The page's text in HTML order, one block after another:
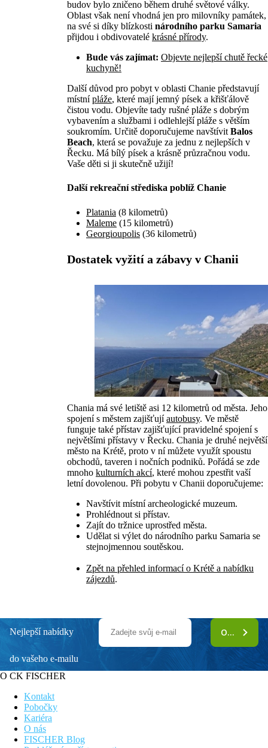
budov bylo zničeno během druhé světové války.
Oblast však není vhodná jen pro milovníky památek,
na své si díky blízkosti národního parku Samaria
přijdou i obdivovatelé krásné přírody.
Bude vás zajímat: Objevte nejlepší chutě řecké
kuchyně!
Další důvod pro pobyt v oblasti Chanie představují
místnípláže, které mají jemný písek a křišťálově
čistou vodu. Objevíte tady rušné pláže s dobrým
vybavením a službami i odlehlejší pláže s větším
soukromím. Určitě doporučujeme navštívit Balos
Beach, která se považuje za jednu z nejlepších v
Řecku. Má bílý písek a krásně průzračnou vodu.
Vaše děti si ji skutečně užijí!
Další rekreační střediska poblíž Chanie
Platania (8 kilometrů)
Maleme (15 kilometrů)
Georgioupolis (36 kilometrů)
Dostatek vyžití a zábavy v Chanii
Chania má své letiště asi 12 kilometrů od města. Jeho
spojení s městem zajišťujíautobusy. Ve městě
funguje také přístav zajišťující pravidelné spojení s
největšími přístavy v Řecku. Chania je druhé největší
město na Krétě, proto v ní můžete využít spoustu
obchodů, taveren i nočních podniků. Pořádá se zde
mnoho kulturních akcí, které mohou zpestřit vaší
letní dovolenou. Při pobytu v Chanii doporučujeme:
Navštívit místní archeologické muzeum.
Prohlédnout si přístav.
Zajít do tržnice uprostřed města.
Udělat si výlet do národního parku Samaria se
stejnojmennou soutěskou.
Zpět na přehled informací o Krétě a nabídku
zájezdů.
Nejlepší nabídky
do vašeho e-mailu
ODEBÍRAT
O CK FISCHER
Kontakt
Pobočky
Kariéra
O nás
FISCHER Blog